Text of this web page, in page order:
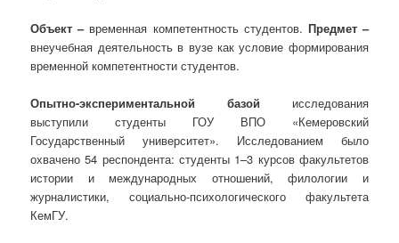
Объект – временная компетентность студентов. Предмет –
внеучебная деятельность в вузе как условие формирования
временной компетентности студентов.
Опытно-экспериментальной базой исследования
выступили студенты ГОУ ВПО «Кемеровский
Государственный университет». Исследованием было
охвачено 54 респондента: студенты 1–3 курсов факультетов
истории и международных отношений, филологии и
журналистики, социально-психологического факультета
КемГУ.